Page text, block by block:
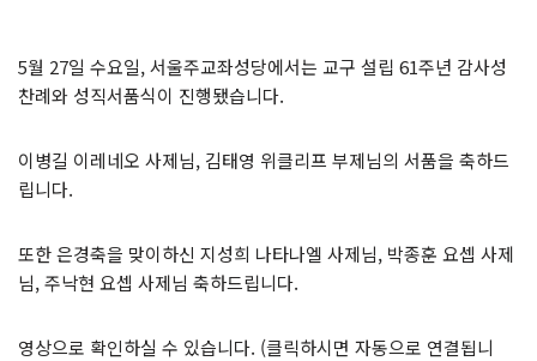
5월 27일 수요일, 서울주교좌성당에서는 교구 설립 61주년 감사성
찬례와 성직서품식이 진행됐습니다.
이병길 이레네오 사제님, 김태영 위클리프 부제님의 서품을 축하드
립니다.
또한 은경축을 맞이하신 지성희 나타나엘 사제님, 박종훈 요셉 사제
님, 주낙현 요셉 사제님 축하드립니다.
영상으로 확인하실 수 있습니다. (클릭하시면 자동으로 연결됩니